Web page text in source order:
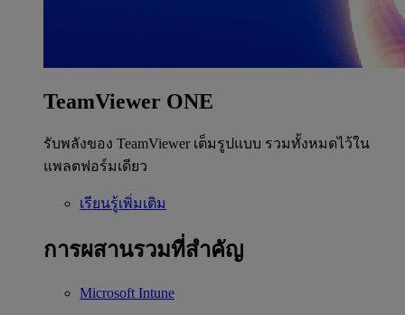
TeamViewer ONE
รับพลังของ TeamViewer เต็มรูปแบบ รวมทั้งหมดไว้ใน
แพลตฟอร์มเดียว
เรียนรู้เพิ่มเติม
การผสานรวมที่สำคัญ
Microsoft Intune